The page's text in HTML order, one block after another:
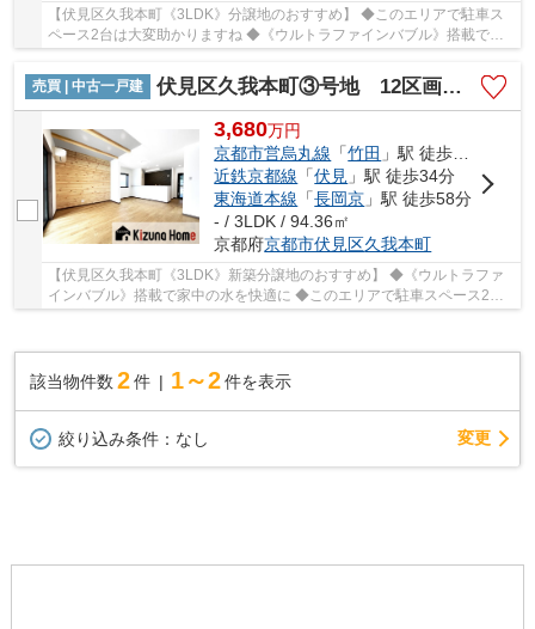
【伏見区久我本町《3LDK》分譲地のおすすめ】 ◆このエリアで駐車ス
ペース2台は大変助かりますね ◆《ウルトラファインバブル》搭載で家
売買 | 中古一戸建
伏見区久我本町③号地 12区画 築後未入戸建
3,680万円
京都市営烏丸線 「竹田 」駅 徒歩37分
近鉄京都線 「伏見 」駅 徒歩34分
東海道本線 「長岡京 」駅 徒歩58分
- / 3LDK / 94.36㎡
京都府京都市伏見区久我本町
【伏見区久我本町《3LDK》新築分譲地のおすすめ】 ◆《ウルトラファ
インバブル》搭載で家中の水を快適に ◆このエリアで駐車スペース2台
該当物件数 2件 1～2 件を表示
絞り込み条件： なし 変更